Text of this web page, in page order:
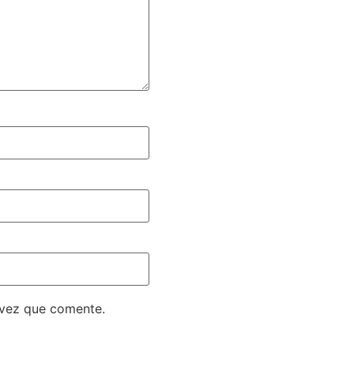
que comente.